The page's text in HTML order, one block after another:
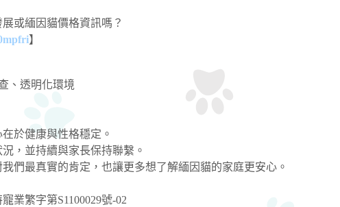
或緬因貓價格資訊嗎？
】
、透明化環境
於健康與性格穩定。
，並持續與家長保持聯繫。
們最真實的肯定，也讓更多想了解緬因貓的家庭更安心。
業繁字第S1100029號-02